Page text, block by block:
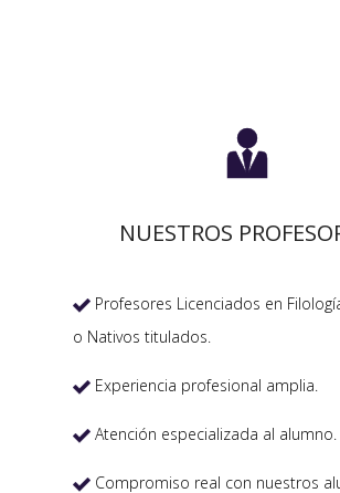

NUESTROS
 Profesores Licenciados en
o Nativos titulados.
 Experiencia profesional amplia.
 Atención especializada al alumno.
 Compromiso real con nuestros